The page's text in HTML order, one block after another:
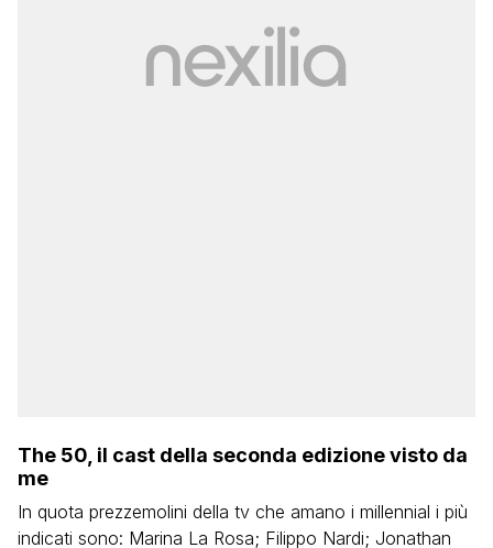
The 50, il cast della seconda edizione visto da
me
In quota prezzemolini della tv che amano i millennial i più
indicati sono: Marina La Rosa; Filippo Nardi; Jonathan